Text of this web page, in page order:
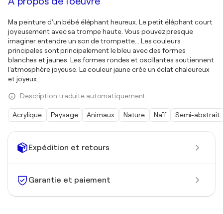
Expédition et retours
Garantie et paiement
Ma peinture d'un bébé éléphant heureux. Le petit éléphant court
joyeusement avec sa trompe haute. Vous pouvez presque
imaginer entendre un son de trompette... Les couleurs
principales sont principalement le bleu avec des formes
blanches et jaunes. Les formes rondes et oscillantes soutiennent
l'atmosphère joyeuse. La couleur jaune crée un éclat chaleureux
et joyeux.
Description traduite automatiquement.
Acrylique Paysage Animaux Nature Naïf Semi-abstrait